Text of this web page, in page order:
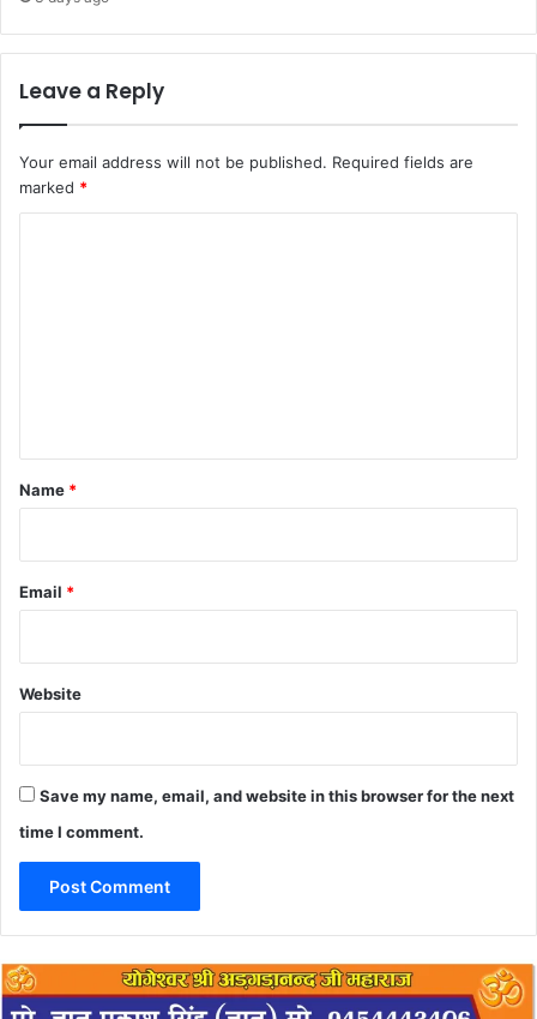
Leave a Reply
Your email address will not be published. Required fields are
marked *
*
Name *
Email *
Website
Save my name, email, and website in this browser for the next
time I comment.